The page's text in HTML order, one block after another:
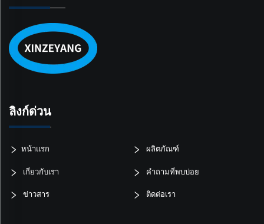
ลิงก์ด่วน
หน้าแรก ผลิตภัณฑ์
เกี่ยวกับเรา คำถามที่พบบ่อย
ข่าวสาร ติดต่อเรา